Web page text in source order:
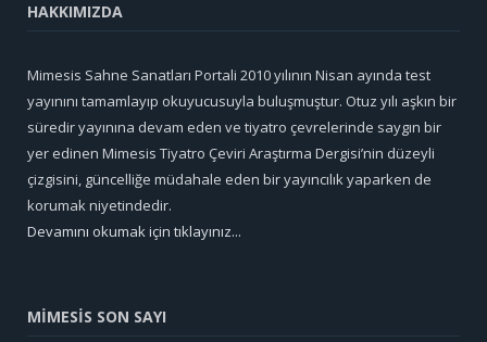
HAKKIMIZDA
Mimesis Sahne Sanatları Portali 2010 yılının Nisan ayında test
yayınını tamamlayıp okuyucusuyla buluşmuştur. Otuz yılı aşkın bir
süredir yayınına devam eden ve tiyatro çevrelerinde saygın bir
yer edinen Mimesis Tiyatro Çeviri Araştırma Dergisi’nin düzeyli
çizgisini, güncelliğe müdahale eden bir yayıncılık yaparken de
korumak niyetindedir.
Devamını okumak için tıklayınız...
MİMESİS SON SAYI